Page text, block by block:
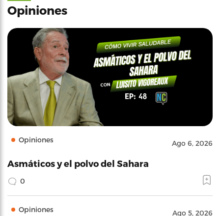
Opiniones
Opiniones Ago 6, 2026
Asmáticos y el polvo del Sahara
0
Opiniones Ago 5, 2026